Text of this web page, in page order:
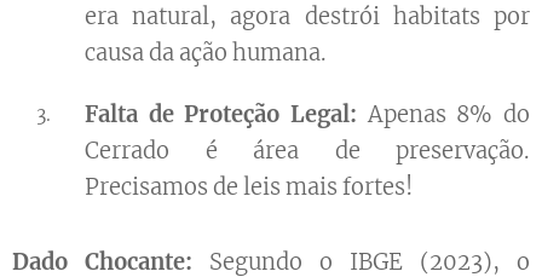
era natural, agora destrói habitats por
causa da ação humana.
Falta de Proteção Legal: Apenas 8% do
Cerrado é área de preservação.
Precisamos de leis mais fortes!
Dado Chocante: Segundo o IBGE (2023), o